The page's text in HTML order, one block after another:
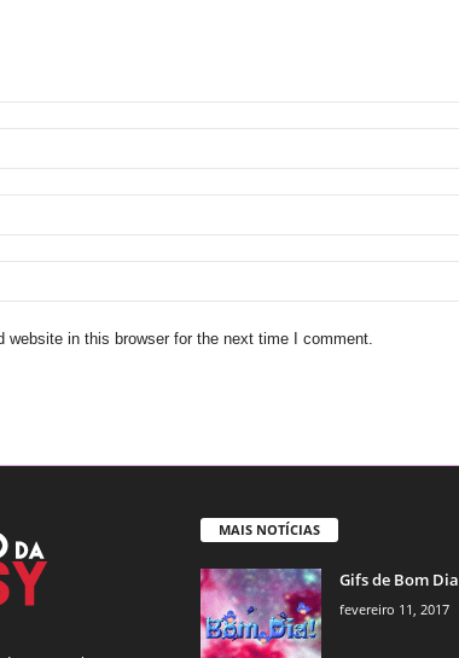
website in this browser for the next time I comment.
MAIS NOTÍCIAS
Gifs de Bom Dia
fevereiro 11, 2017